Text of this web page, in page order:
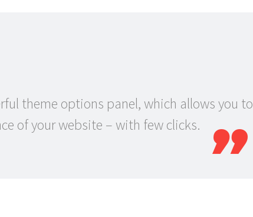
theme options panel, which allows you to
of your website – with few clicks.